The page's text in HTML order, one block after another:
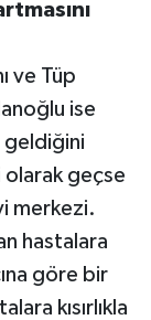
ve Tüp
ise
geldiğini
olarak geçse
merkezi.
hastalara
göre bir
kısırlıkla